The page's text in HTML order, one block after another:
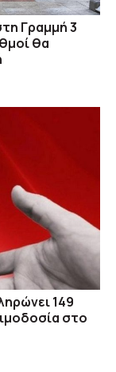
Γραμμή 3
θα
149
στο